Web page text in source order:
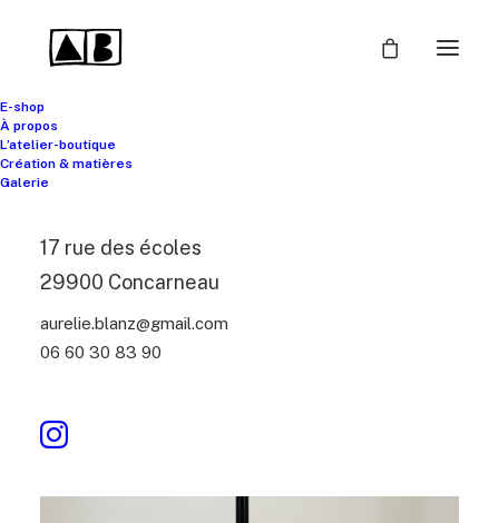
E-shop
À propos
L’atelier-boutique
Création & matières
Galerie
17 rue des écoles
29900 Concarneau
aurelie.blanz@gmail.com
06 60 30 83 90